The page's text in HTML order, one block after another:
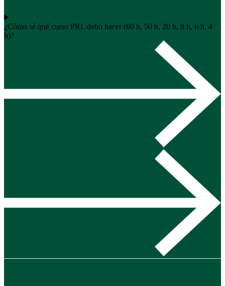
¿Cómo sé qué curso PRL debo hacer (60 h, 50 h, 20 h, 8 h, 6 h, 4
h)?